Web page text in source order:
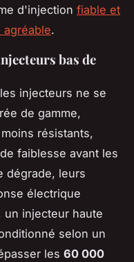
d'injection fiable et
.
bas de
injecteurs ne se
de gamme,
résistants,
faiblesse avant les
dégrade, leurs
électrique
un injecteur haute
selon un
les 60 000